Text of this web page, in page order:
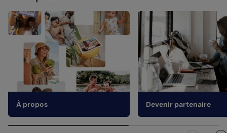
À propos Devenir partenaire